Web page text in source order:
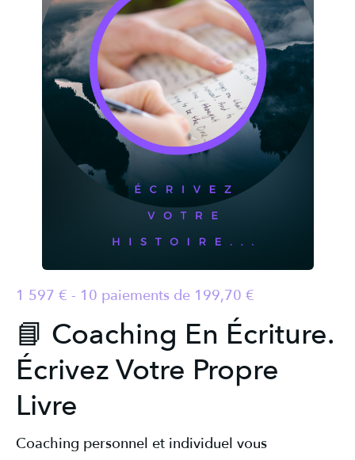
1 597 € - 10 paiements de 199,70 €
📘 Coaching En Écriture.
Écrivez Votre Propre
Livre
Coaching personnel et individuel vous